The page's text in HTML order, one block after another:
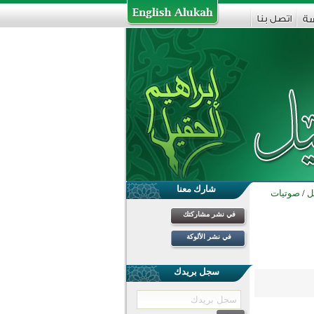
/ صوتيات شارك معنا
في نشر مشاركتك
في نشر الألوكة
سجل بريدك